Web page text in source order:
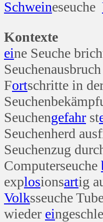
Schweineseuche
Kontexte
eine Seuche
Fortschritte in
Seuchengefahr st
Seuchenherd
Seuchenzug
Computerseuche
explosionsartig
Volksseuche
wieder ei